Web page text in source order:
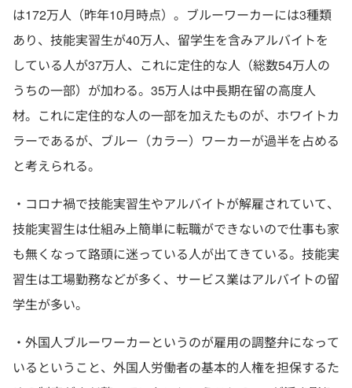
は172万人（昨年10月時点）。ブルーワーカーには3種類
あり、技能実習生が40万人、留学生を含みアルバイトを
している人が37万人、これに定住的な人（総数54万人の
うちの一部）が加わる。35万人は中長期在留の高度人
材。これに定住的な人の一部を加えたものが、ホワイトカ
ラーであるが、ブルー（カラー）ワーカーが過半を占める
と考えられる。
・コロナ禍で技能実習生やアルバイトが解雇されていて、
技能実習生は仕組み上簡単に転職ができないので仕事も家
も無くなって路頭に迷っている人が出てきている。技能実
習生は工場勤務などが多く、サービス業はアルバイトの留
学生が多い。
・外国人ブルーワーカーというのが雇用の調整弁になって
いるということ、外国人労働者の基本的人権を担保するた